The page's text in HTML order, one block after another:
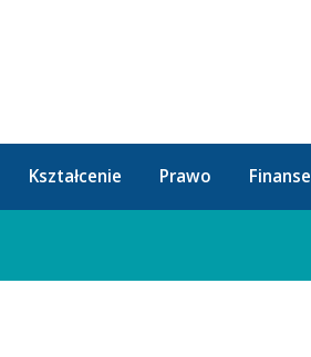
Kształcenie Prawo Finanse